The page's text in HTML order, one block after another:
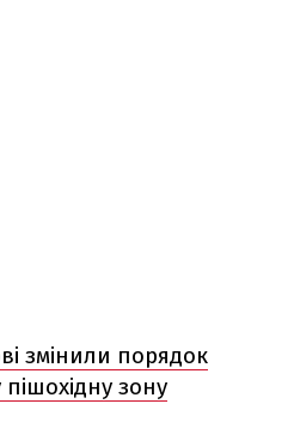
змінили порядок
пішохідну зону